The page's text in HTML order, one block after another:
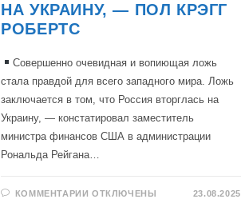
НА УКРАИНУ, — ПОЛ КРЭГГ
РОБЕРТС
Совершенно очевидная и вопиющая ложь
стала правдой для всего западного мира. Ложь
заключается в том, что Россия вторглась на
Украину, — констатировал заместитель
министра финансов США в администрации
Рональда Рейгана…
КОММЕНТАРИИ КОТКЛЮЧЕНЫ 23.08.2025